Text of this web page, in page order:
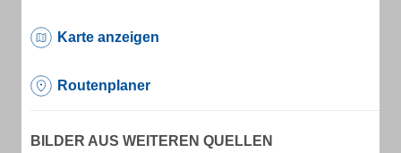
Karte anzeigen
Routenplaner
BILDER AUS WEITEREN QUELLEN